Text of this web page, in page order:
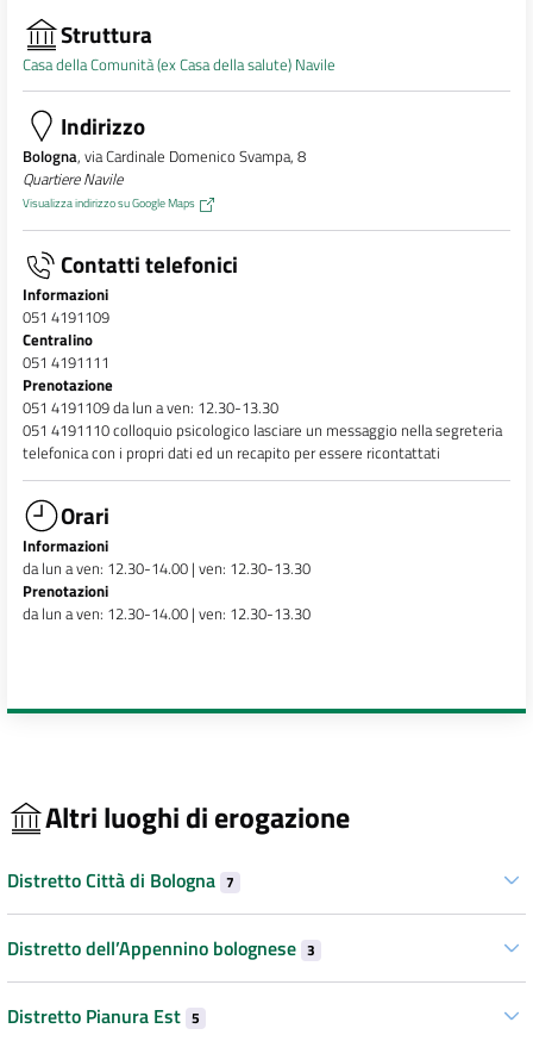
Struttura
Casa della Comunità (ex Casa della salute) Navile
Indirizzo
Bologna, via Cardinale Domenico Svampa, 8
Quartiere Navile
Visualizza indirizzo su Google Maps
Contatti telefonici
Informazioni
051 4191109
Centralino
051 4191111
Prenotazione
051 4191109 da lun a ven: 12.30-13.30
051 4191110 colloquio psicologico lasciare un messaggio nella segreteria
telefonica con i propri dati ed un recapito per essere ricontattati
Orari
Informazioni
da lun a ven: 12.30-14.00 | ven: 12.30-13.30
Prenotazioni
da lun a ven: 12.30-14.00 | ven: 12.30-13.30
Altri luoghi di erogazione
Distretto Città di Bologna 7
Distretto dell’Appennino bolognese 3
Distretto Pianura Est 5